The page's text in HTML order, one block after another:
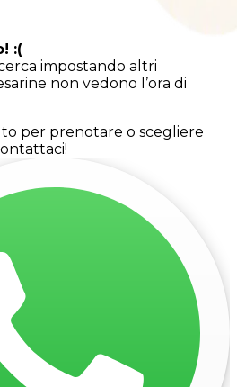
:(
impostando altri
non vedono l’ora di
per prenotare o scegliere